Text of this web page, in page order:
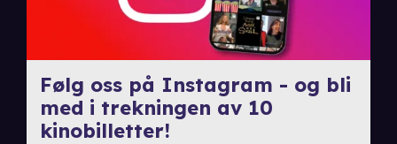
Følg oss på Instagram - og bli
med i trekningen av 10
kinobilletter!